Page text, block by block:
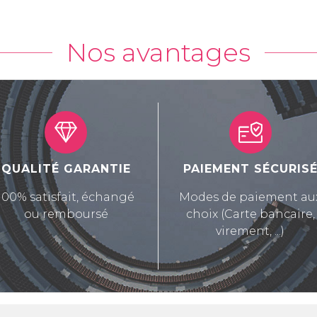
Nos avantages
QUALITÉ GARANTIE
satisfait, échangé
ou remboursé
PAIEMENT SÉCURISÉ
Modes de paiement
choix (Carte bancaire,
virement, ...)